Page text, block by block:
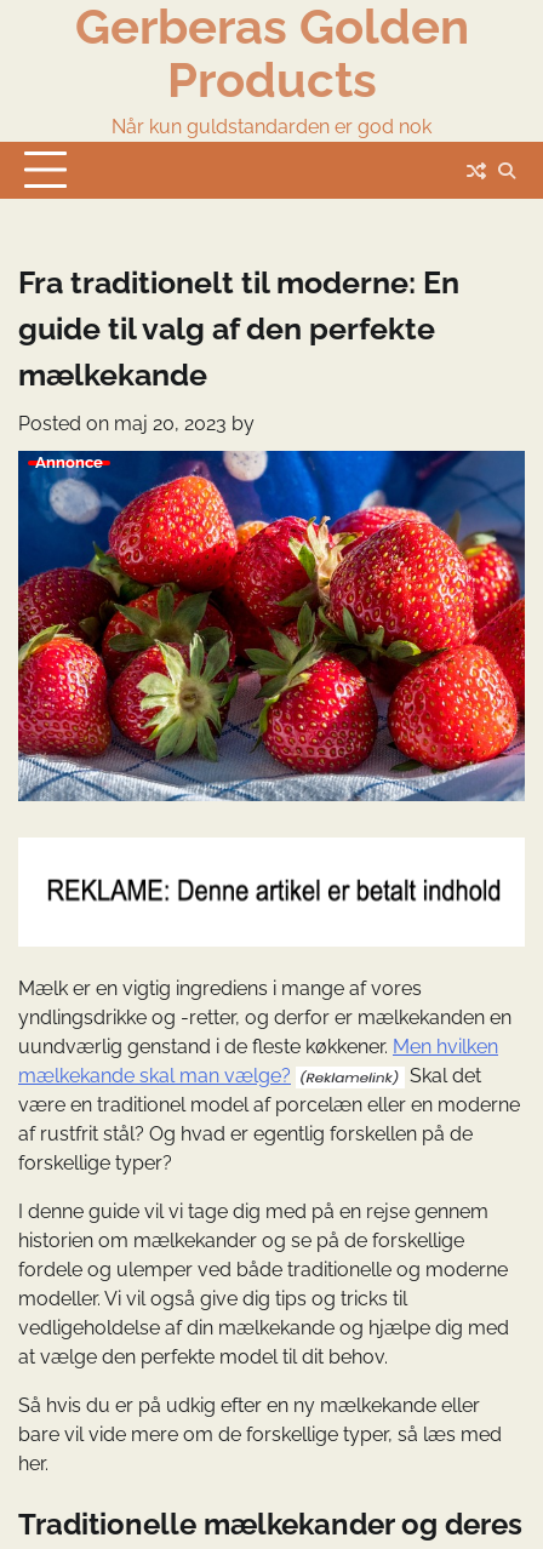
Gerberas Golden
Products
Når kun guldstandarden er god nok
Fra traditionelt til moderne: En
guide til valg af den perfekte
mælkekande
Posted on maj 20, 2023 by
Annonce
Mælk er en vigtig ingrediens i mange af vores
yndlingsdrikke og -retter, og derfor er mælkekanden en
uundværlig genstand i de fleste køkkener. Men hvilken
mælkekande skal man vælge?
Skal det
være en traditionel model af porcelæn eller en moderne
af rustfrit stål? Og hvad er egentlig forskellen på de
forskellige typer?
I denne guide vil vi tage dig med på en rejse gennem
historien om mælkekander og se på de forskellige
fordele og ulemper ved både traditionelle og moderne
modeller. Vi vil også give dig tips og tricks til
vedligeholdelse af din mælkekande og hjælpe dig med
at vælge den perfekte model til dit behov.
Så hvis du er på udkig efter en ny mælkekande eller
bare vil vide mere om de forskellige typer, så læs med
her.
Traditionelle mælkekander og deres